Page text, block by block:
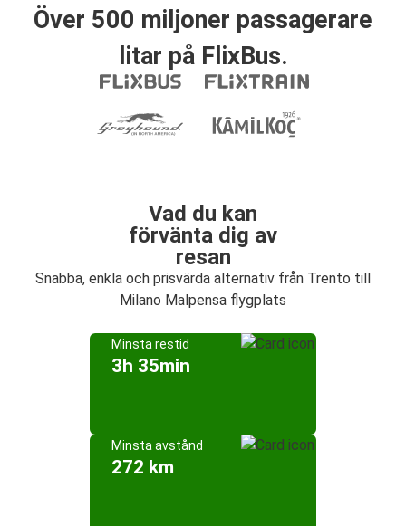
Över 500 miljoner passagerare
litar på FlixBus.
Vad du kan
förvänta dig av
resan
Snabba, enkla och prisvärda alternativ från Trento till
Milano Malpensa flygplats
Minsta restid
3h 35min
Minsta avstånd
272 km